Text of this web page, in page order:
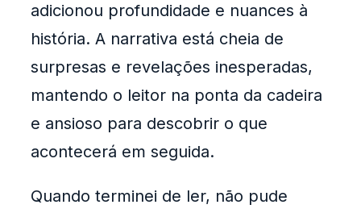
adicionou profundidade e nuances à
história. A narrativa está cheia de
surpresas e revelações inesperadas,
mantendo o leitor na ponta da cadeira
e ansioso para descobrir o que
acontecerá em seguida.
Quando terminei de ler, não pude